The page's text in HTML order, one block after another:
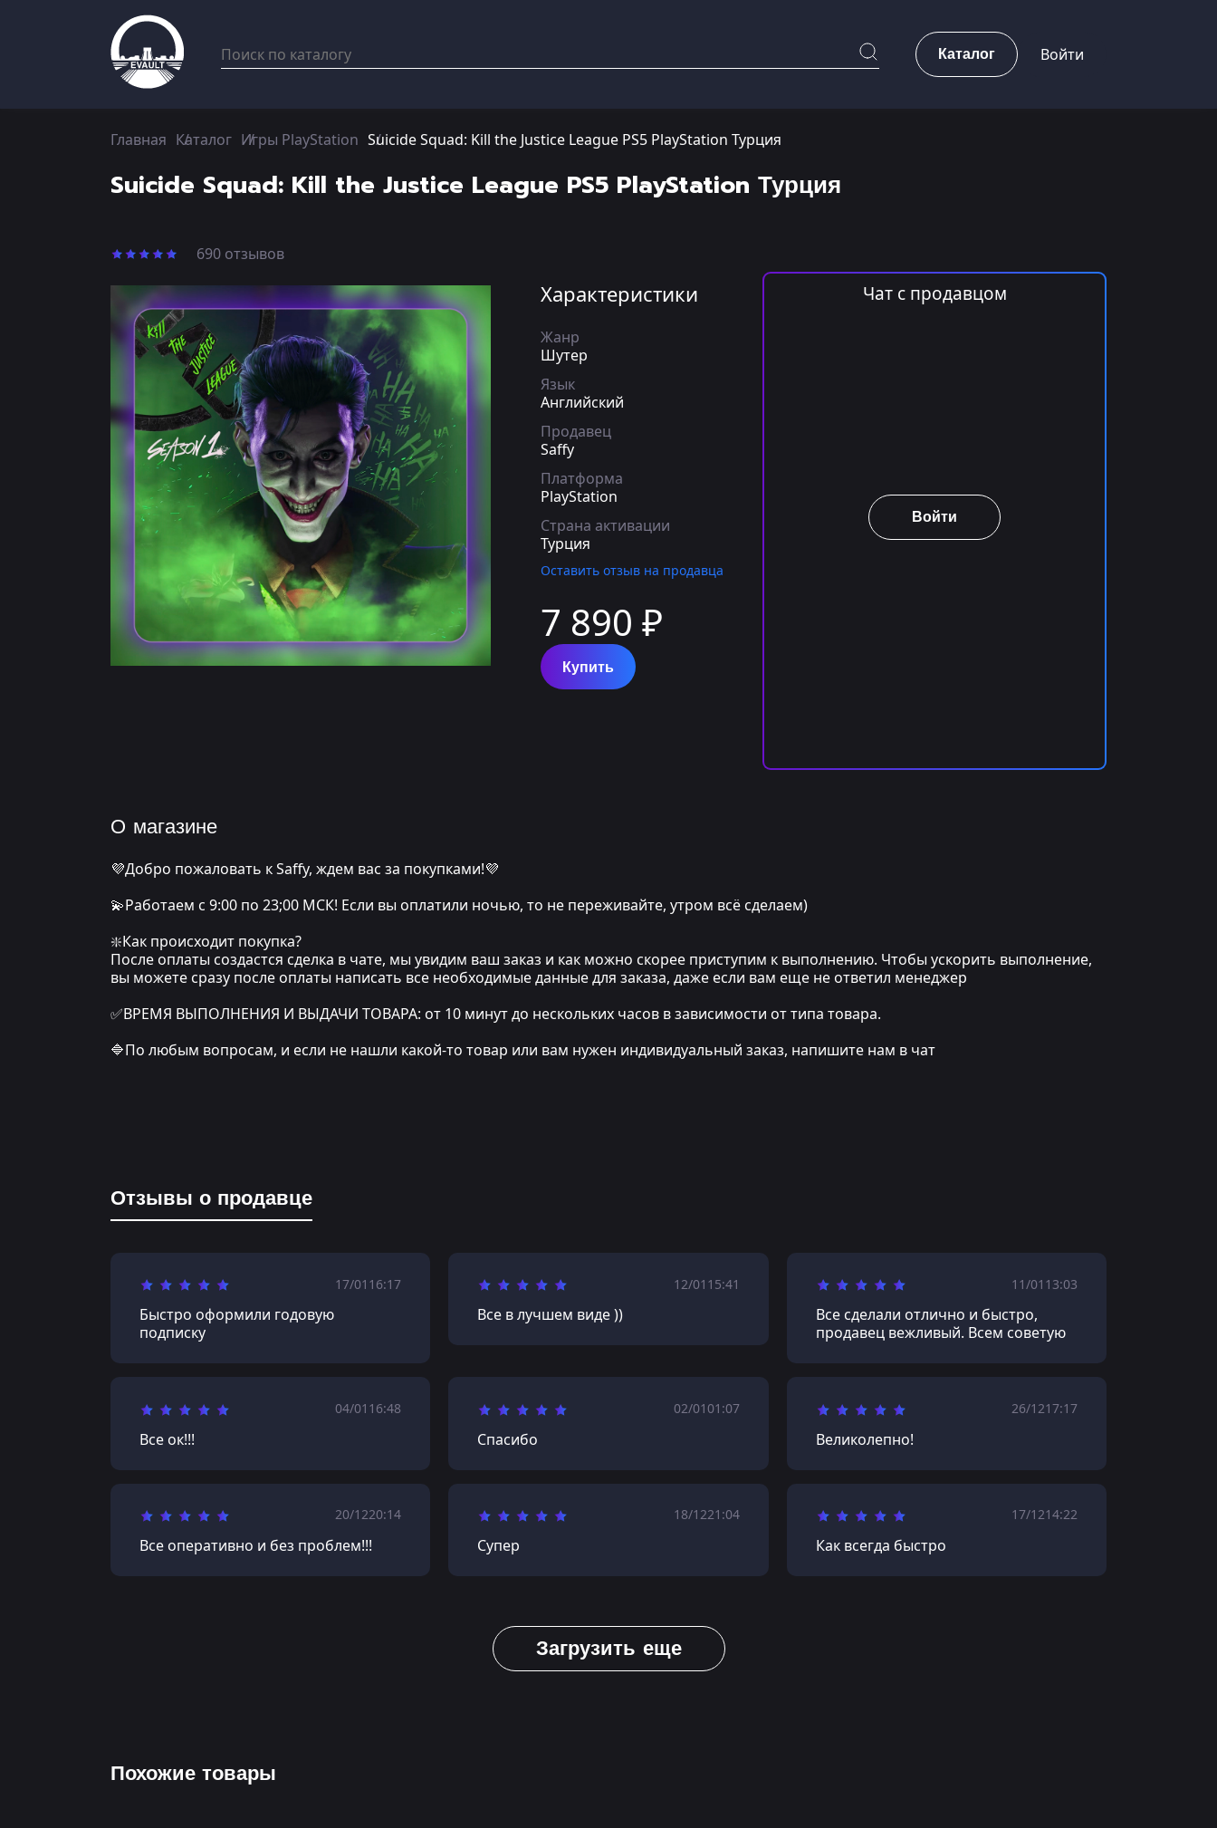
Каталог Войти
Главная Каталог Игры PlayStation Suicide Squad: Kill the Justice League PS5 PlayStation Турция
Suicide Squad: Kill the Justice League PS5 PlayStation Турция
690 отзывов
Характеристики
Жанр
Шутер
Язык
Английский
Продавец
Saffy
Платформа
PlayStation
Страна активации
Турция
Оставить отзыв на продавца
7 890 ₽
Купить
Чат с продавцом
Войти
О магазине
💜Добро пожаловать к Saffy, ждем вас за покупками!💜
💫Работаем с 9:00 по 23;00 МСК! Если вы оплатили ночью, то не переживайте, утром всё сделаем)
❇️Как происходит покупка?
После оплаты создастся сделка в чате, мы увидим ваш заказ и как можно скорее приступим к выполнению. Чтобы ускорить выполнение,
вы можете сразу после оплаты написать все необходимые данные для заказа, даже если вам еще не ответил менеджер
✅ВРЕМЯ ВЫПОЛНЕНИЯ И ВЫДАЧИ ТОВАРА: от 10 минут до нескольких часов в зависимости от типа товара.
🔷По любым вопросам, и если не нашли какой-то товар или вам нужен индивидуальный заказ, напишите нам в чат
Отзывы о продавце
17/01 16:17
Быстро оформили годовую
подписку
12/01 15:41
Все в лучшем виде ))
11/01 13:03
Все сделали отлично и быстро,
продавец вежливый. Всем советую
04/01 16:48
Все ок!!!
02/0101:07
Спасибо
26/1217:17
Великолепно!
20/1220:14
Все оперативно и без проблем!!!
18/1221:04
Супер
17/1214:22
Как всегда быстро
Загрузить еще
Похожие товары